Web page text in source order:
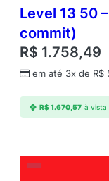
Level 13 50
commit)
R$ 1.758,49
em até 3x de R$
R$1.670,57 à vista